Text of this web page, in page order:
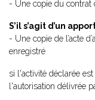
- Une copie du contrat
S’il s’agit d’un
- Une copie de l’acte
enregistré
si l'activité déclarée
l'autorisation délivrée